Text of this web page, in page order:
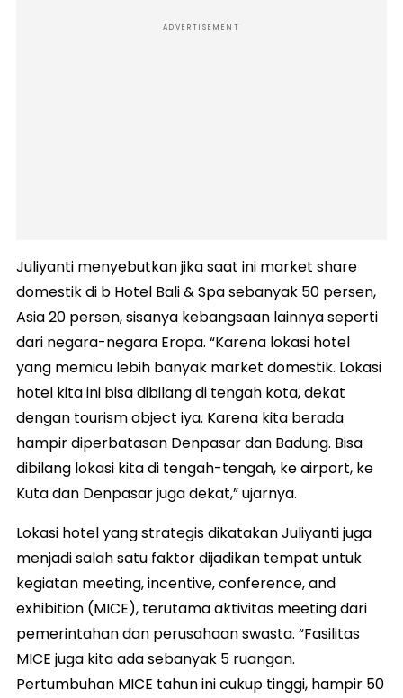
ADVERTISEMENT
Juliyanti menyebutkan jika saat ini market share
domestik di b Hotel Bali & Spa sebanyak 50 persen,
Asia 20 persen, sisanya kebangsaan lainnya seperti
dari negara-negara Eropa. “Karena lokasi hotel
yang memicu lebih banyak market domestik. Lokasi
hotel kita ini bisa dibilang di tengah kota, dekat
dengan tourism object iya. Karena kita berada
hampir diperbatasan Denpasar dan Badung. Bisa
dibilang lokasi kita di tengah-tengah, ke airport, ke
Kuta dan Denpasar juga dekat,” ujarnya.
Lokasi hotel yang strategis dikatakan Juliyanti juga
menjadi salah satu faktor dijadikan tempat untuk
kegiatan meeting, incentive, conference, and
exhibition (MICE), terutama aktivitas meeting dari
pemerintahan dan perusahaan swasta. “Fasilitas
MICE juga kita ada sebanyak 5 ruangan.
Pertumbuhan MICE tahun ini cukup tinggi, hampir 50